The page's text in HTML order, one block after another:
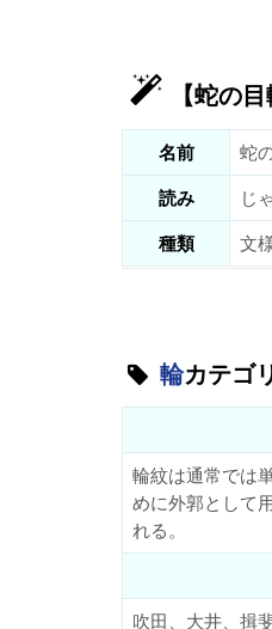
【蛇の
名前
蛇
読み
じ
種類
文
輪カテゴ
輪紋は通常では
めに外郭として
れる。
吹田、大井、揖